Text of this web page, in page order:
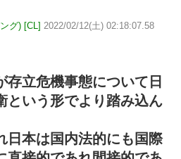
グ) [CL] 2022/02/12(土) 02:18:07.58
存立危機事態について日
という形でより踏み込ん
日本は国内法的にも国際